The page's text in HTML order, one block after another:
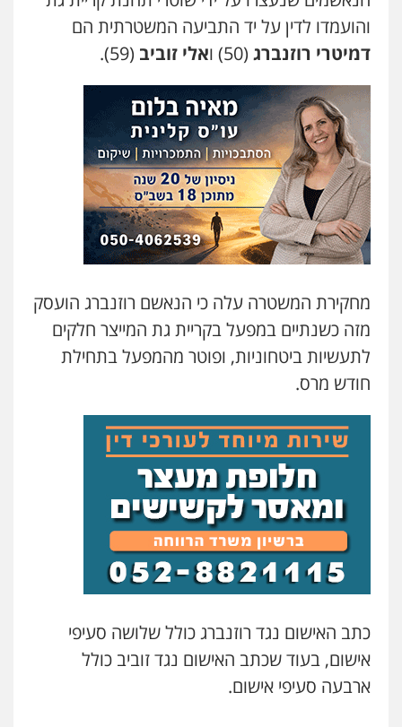
עו"ד אילן אלימלך
פלילי פשיעה חמורה תעבורה אסירים
0522992110
עו"ד יוסי חמצני
כלכלי צווארון לבן פשיעה כלכלית
מס הלבנת הון
0505471497
עו"ד שאדי נאטור
פלילי פשיעה חמורה מעצרים וחקירות
0509230800
גיל דביר – משרד עורכי דין
פשיעה כלכלית צווארון לבן
0506217771
עו"ד תמיר סולומון
פלילי כלכלי מיסים הלבנת הון
0528758840
עו"ד משה פלמור
פלילי כלכלי צווארון לבן עורכי דין לענייני
אסירים
0549732303
עו"ד אלינור מתיתיה
פלילי תעבורה צבאי משפחה
והועמדו לדין על יד התביעה המשטרתית הם
דמיטרי רוזנברג (50) ו אלי זוביב (59).
מחקירת המשטרה עלה כי הנאשם רוזנברג הועסק
מזה כשנתיים במפעל בקריית גת המייצר חלקים
לתעשיות ביטחוניות, ופוטר מהמפעל בתחילת
חודש מרס.
כתב האישום נגד רוזנברג כולל שלושה סעיפי
אישום, בעוד שכתב האישום נגד זוביב כולל
ארבעה סעיפי אישום.